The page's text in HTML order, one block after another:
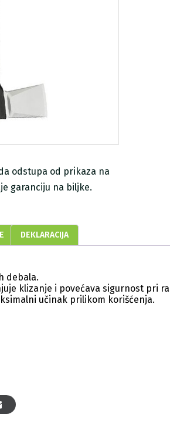
odstupa od prikaza na
garanciju na biljke.
DEKLARACIJA
debala.
klizanje i povećava sigurnost pri
učinak prilikom korišćenja.